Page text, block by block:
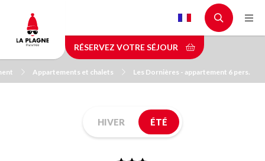
contenu
principal
RÉSERVEZ VOTRE SÉJOUR
Appartements et chalets Les Dornières - appartement 6 pers.
HIVER ÉTÉ